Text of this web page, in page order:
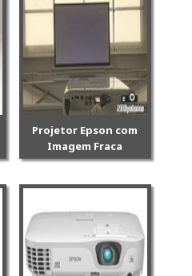
Projetor Epson com
Imagem Fraca